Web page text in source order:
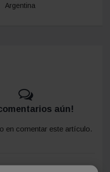
Argentina
aún!
en comentar este artículo.